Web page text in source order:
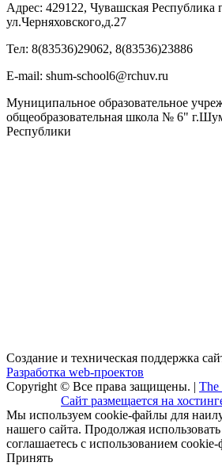
Адрес: 429122, Чувашская Республика
ул.Черняховского,д.27
Тел: 8(83536)29062, 8(83536)23886
Е-mail: shum-school6@rchuv.ru
Муниципальное образовательное
общеобразовательная школа № 6"
Республики
Создание и техническая поддержка
Разработка web-проектов
Copyright © Все права защищены. | The
Сайт размещается на
Мы используем cookie-файлы для
нашего сайта. Продолжая
соглашаетесь с использованием
Принять